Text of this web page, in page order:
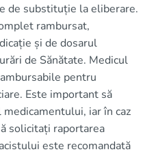
de substituție la eliberare.
rambursat,
și de dosarul
de Sănătate. Medicul
pentru
Este important să
iar în caz
solicitați raportarea
este recomandată